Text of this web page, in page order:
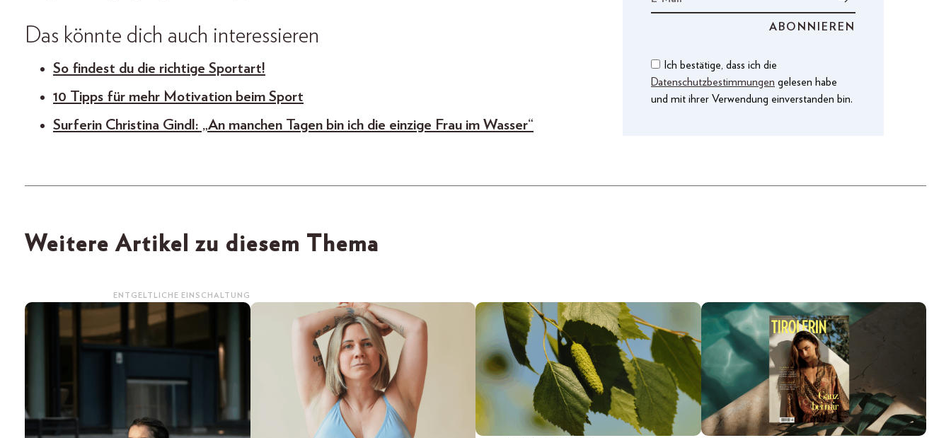
Das könnte dich auch interessieren
So findest du die richtige Sportart!
10 Tipps für mehr Motivation beim Sport
Surferin Christina Gindl: „An manchen Tagen bin ich die einzige Frau im Wasser“
Ich bestätige, dass ich die
Datenschutzbestimmungen gelesen habe
und mit ihrer Verwendung einverstanden bin.
Weitere Artikel zu diesem Thema
ENTGELTLICHE EINSCHALTUNG